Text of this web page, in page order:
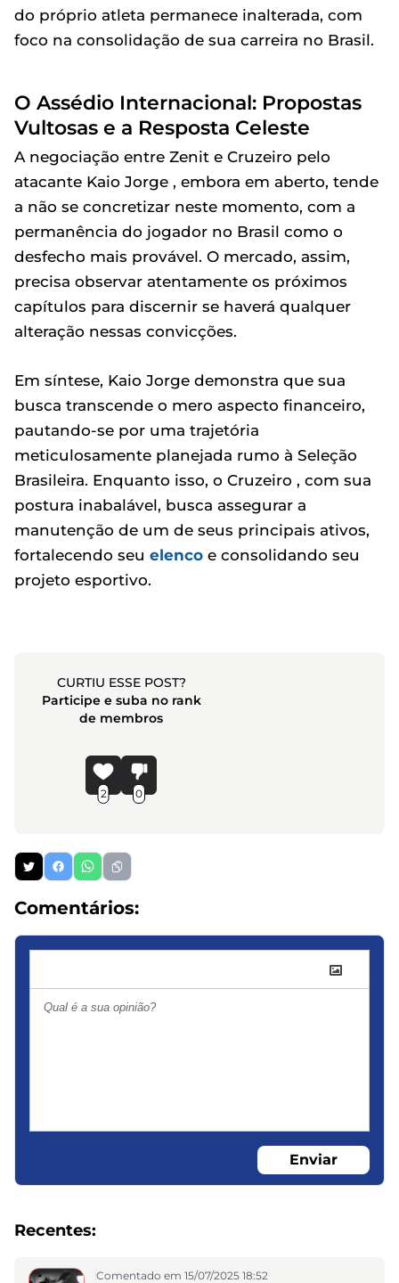
do próprio atleta permanece inalterada, com
foco na consolidação de sua carreira no Brasil.
O Assédio Internacional: Propostas
Vultosas e a Resposta Celeste
A negociação entre Zenit e Cruzeiro pelo
atacante Kaio Jorge , embora em aberto, tende
a não se concretizar neste momento, com a
permanência do jogador no Brasil como o
desfecho mais provável. O mercado, assim,
precisa observar atentamente os próximos
capítulos para discernir se haverá qualquer
alteração nessas convicções.
Em síntese, Kaio Jorge demonstra que sua
busca transcende o mero aspecto financeiro,
pautando-se por uma trajetória
meticulosamente planejada rumo à Seleção
Brasileira. Enquanto isso, o Cruzeiro , com sua
postura inabalável, busca assegurar a
manutenção de um de seus principais ativos,
fortalecendo seu elenco e consolidando seu
projeto esportivo.
CURTIU ESSE POST?
Participe e suba no rank
de membros
2 0
Comentários:
Enviar
Recentes:
Comentado em 15/07/2025 18:52